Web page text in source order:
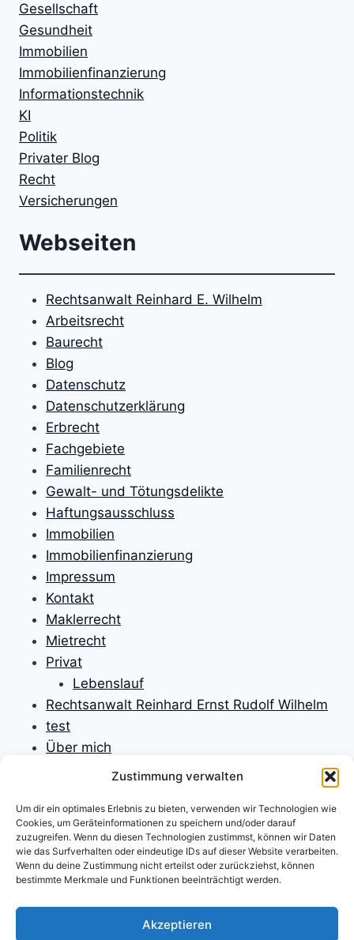
Zustimmung verwalten
Um dir ein optimales Erlebnis zu bieten, verwenden wir Technologien wie
Cookies, um Geräteinformationen zu speichern und/oder darauf
zuzugreifen. Wenn du diesen Technologien zustimmst, können wir Daten
wie das Surfverhalten oder eindeutige IDs auf dieser Website verarbeiten.
Wenn du deine Zustimmung nicht erteilst oder zurückziehst, können
bestimmte Merkmale und Funktionen beeinträchtigt werden.
Akzeptieren
Gesellschaft
Gesundheit
Immobilien
Immobilienfinanzierung
Informationstechnik
KI
Politik
Privater Blog
Recht
Versicherungen
Webseiten
Rechtsanwalt Reinhard E. Wilhelm
Arbeitsrecht
Baurecht
Blog
Datenschutz
Datenschutzerklärung
Erbrecht
Fachgebiete
Familienrecht
Gewalt- und Tötungsdelikte
Haftungsausschluss
Immobilien
Immobilienfinanzierung
Impressum
Kontakt
Maklerrecht
Mietrecht
Privat
Lebenslauf
Rechtsanwalt Reinhard Ernst Rudolf Wilhelm
test
Über mich
Unfallversicherungen
Verfassungsrecht
Versicherungen
Versicherungsrecht
Willkommen
Zivilprozessrecht